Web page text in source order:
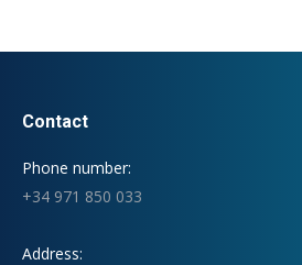
Contact
Phone number:
+34 971 850 033
Address: